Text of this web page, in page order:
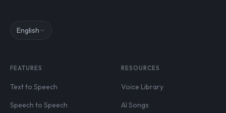
English
FEATURES
Text to Speech
Speech to Speech
RESOURCES
Voice Library
AI Songs